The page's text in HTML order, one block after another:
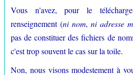
Vous n'avez, pour le
renseignement (ni nom, ni adresse
pas de constituer des fichiers de
c'est trop souvent le cas sur la toile.
Non, nous visons modestement à